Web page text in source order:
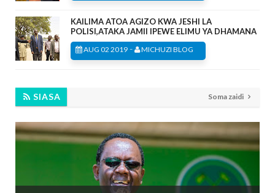
KAILIMA ATOA AGIZO KWA JESHI LA
POLISI,ATAKA JAMII IPEWE ELIMU YA DHAMANA
AUG 02 2019 - MICHUZI BLOG
SIASA Soma zaidi